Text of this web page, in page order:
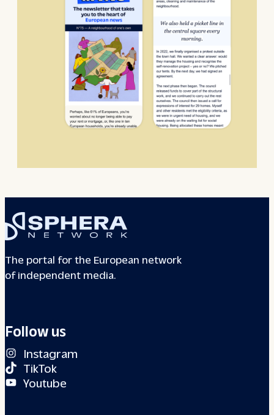
The portal for the European network
of independent media.
Follow us
Instagram
TikTok
Youtube